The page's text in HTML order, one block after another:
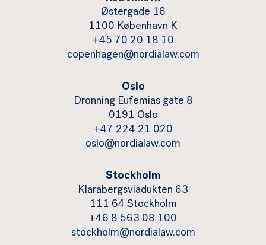
Østergade 16
1100 København K
+45 70 20 18 10
copenhagen@nordialaw.com
Oslo
Dronning Eufemias gate 8
0191 Oslo
+47 224 21 020
oslo@nordialaw.com
Stockholm
Klarabergsviadukten 63
111 64 Stockholm
+46 8 563 08 100
stockholm@nordialaw.com